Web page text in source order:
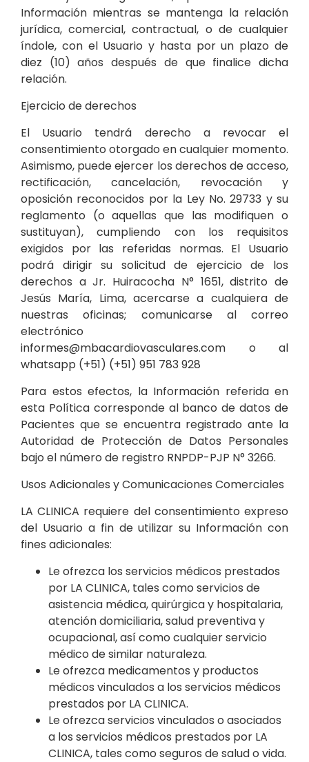
Información mientras se mantenga la relación
jurídica, comercial, contractual, o de cualquier
índole, con el Usuario y hasta por un plazo de
diez (10) años después de que finalice dicha
relación.
Ejercicio de derechos
El Usuario tendrá derecho a revocar el
consentimiento otorgado en cualquier momento.
Asimismo, puede ejercer los derechos de acceso,
rectificación, cancelación, revocación y
oposición reconocidos por la Ley No. 29733 y su
reglamento (o aquellas que las modifiquen o
sustituyan), cumpliendo con los requisitos
exigidos por las referidas normas. El Usuario
podrá dirigir su solicitud de ejercicio de los
derechos a Jr. Huiracocha N° 1651, distrito de
Jesús María, Lima, acercarse a cualquiera de
nuestras oficinas; comunicarse al correo
electrónico
informes@mbacardiovasculares.com o al
whatsapp (+51) (+51) 951 783 928
Para estos efectos, la Información referida en
esta Política corresponde al banco de datos de
Pacientes que se encuentra registrado ante la
Autoridad de Protección de Datos Personales
bajo el número de registro RNPDP-PJP N° 3266.
Usos Adicionales y Comunicaciones Comerciales
LA CLINICA requiere del consentimiento expreso
del Usuario a fin de utilizar su Información con
fines adicionales:
Le ofrezca los servicios médicos prestados
por LA CLINICA, tales como servicios de
asistencia médica, quirúrgica y hospitalaria,
atención domiciliaria, salud preventiva y
ocupacional, así como cualquier servicio
médico de similar naturaleza.
Le ofrezca medicamentos y productos
médicos vinculados a los servicios médicos
prestados por LA CLINICA.
Le ofrezca servicios vinculados o asociados
a los servicios médicos prestados por LA
CLINICA, tales como seguros de salud o vida.